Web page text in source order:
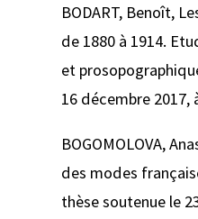
BODART, Benoît,
de 1880 à 1914.
et
16 décembre 2017,
BOGOMOLOVA,
des modes
thèse soutenue le